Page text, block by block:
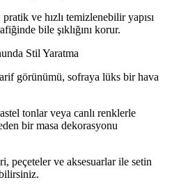
ve hızlı temizlenebilir yapısı
bile şıklığını korur.
Stil Yaratma
görünümü, sofraya lüks bir hava
tonlar veya canlı renklerle
bir masa dekorasyonu
peçeteler ve aksesuarlar ile setin